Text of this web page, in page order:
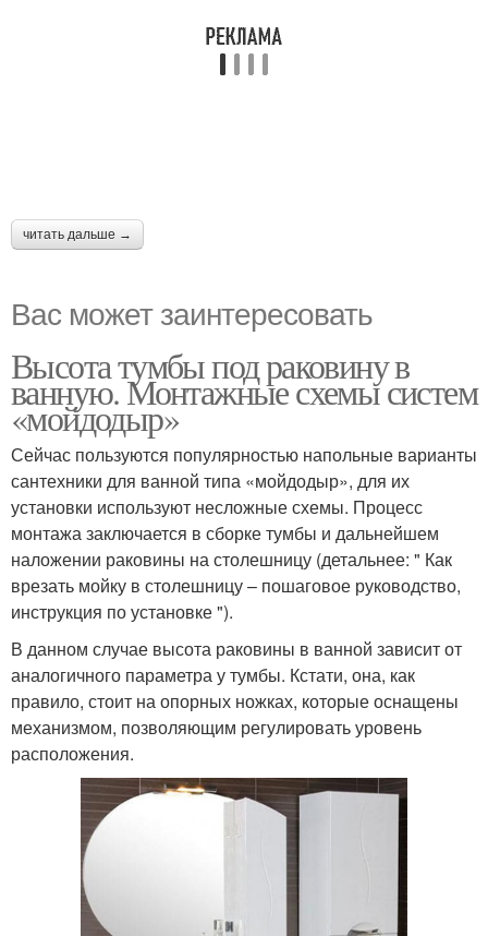
читать дальше →
Вас может заинтересовать
Высота тумбы под раковину в
ванную. Монтажные схемы систем
«мойдодыр»
Сейчас пользуются популярностью напольные варианты
сантехники для ванной типа «мойдодыр», для их
установки используют несложные схемы. Процесс
монтажа заключается в сборке тумбы и дальнейшем
наложении раковины на столешницу (детальнее: " Как
врезать мойку в столешницу – пошаговое руководство,
инструкция по установке ").
В данном случае высота раковины в ванной зависит от
аналогичного параметра у тумбы. Кстати, она, как
правило, стоит на опорных ножках, которые оснащены
механизмом, позволяющим регулировать уровень
расположения.